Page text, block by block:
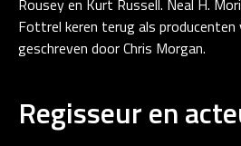
Fottrel keren terug als producenten
geschreven door Chris Morgan.
Regisseur en